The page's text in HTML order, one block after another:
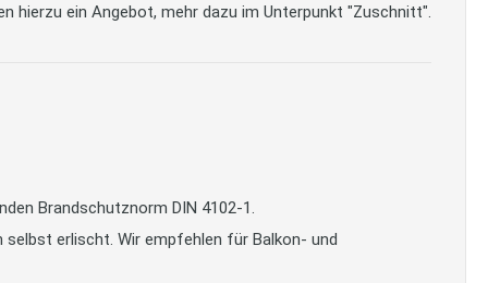
hierzu ein Angebot, mehr dazu im Unterpunkt "Zuschnitt".
Brandschutznorm DIN 4102-1.
selbst erlischt. Wir empfehlen für Balkon- und